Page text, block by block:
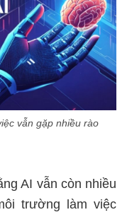
vẫn gặp nhiều rào
AI vẫn còn nhiều
trường làm việc